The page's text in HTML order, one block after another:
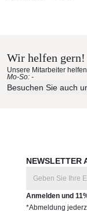
Wir helfen gern!
Unsere Mitarbeiter
Mo-So: -
Besuchen Sie auch
NEWSLETTER
Anmelden und
*Abmeldung